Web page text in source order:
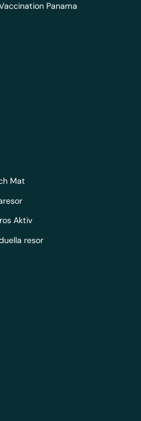
Panama
Mat
Aktiv
resor